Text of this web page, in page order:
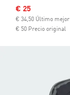
Precio rebajado
€ 25
€ 34,50 Último
€ 50 Precio original